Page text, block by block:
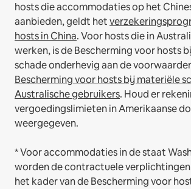
hosts die accommodaties op het
aanbieden, geldt het
hosts in China.Voor hosts die in
werken, is de Bescherming voor hosts
schade onderhevig aan de
Bescherming voor hosts bij materiële
Australische gebruikers. Houd er
vergoedingslimieten in Amerikaanse
weergegeven.
* Voor accommodaties in de staat
worden de contractuele verplichtingen
het kader van de Bescherming voor